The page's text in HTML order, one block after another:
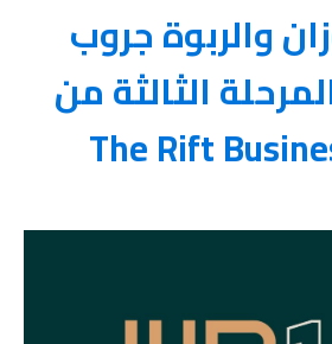
والربوة جروب
الثالثة من
The Rift